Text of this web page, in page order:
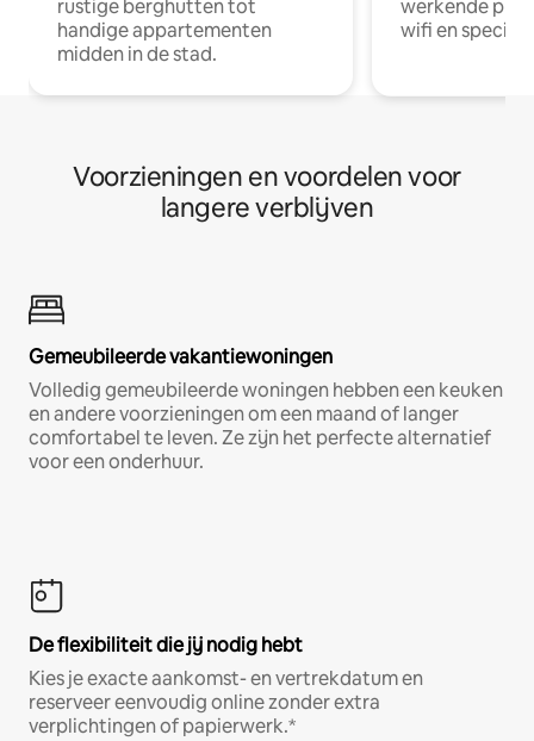
rustige berghutten tot
handige appartementen
midden in de stad.
werkende
wifi en
Voorzieningen en voordelen voor
langere verblijven
Gemeubileerde vakantiewoningen
Volledig gemeubileerde woningen hebben een keuken
en andere voorzieningen om een maand of langer
comfortabel te leven. Ze zijn het perfecte alternatief
voor een onderhuur.
De flexibiliteit die jij nodig hebt
Kies je exacte aankomst- en vertrekdatum en
reserveer eenvoudig online zonder extra
verplichtingen of papierwerk.*